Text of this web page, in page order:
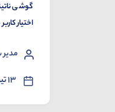
گوشی
اختیار
۱۳ تیر ۱۴۰۳